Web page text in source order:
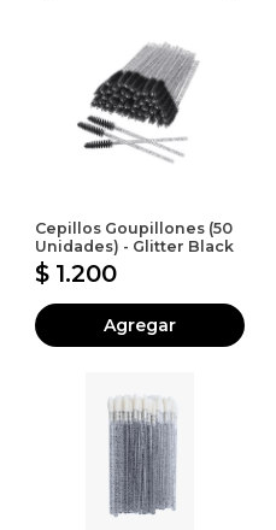
Cepillos Goupillones (50
Unidades) - Glitter Black
$ 1.200
Agregar